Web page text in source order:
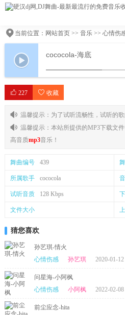
当前位置： 网站首页>> 音乐>> 心情伤
cococola-海底
227 收藏
温馨提示：为了试听流畅性，试听的
温馨提示：本站所提供的MP3下载文
高音质mp3音乐！
舞曲编号 439
所属歌手 cococola
试听音质 128 Kbps
文件大小
猜您喜欢
孙艺琪-情火
心情伤感
孙艺琪 2020-01-12
问星海-小阿枫
心情伤感
小阿枫 2022-02-08
前尘应念-hita